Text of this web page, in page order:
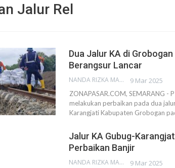
Jalur Rel
Dua Jalur KA di
Berangsur Lancar
NANDA RIZKA MAHENDRA 9 Mar 2025
ZONAPASAR.COM, SEMARANG -
melakukan perbaikan pada dua
Karangjati Kabupaten Grobogan
Jalur KA Gubug-
Perbaikan Banjir
NANDA RIZKA MAHENDRA 9 Mar 2025